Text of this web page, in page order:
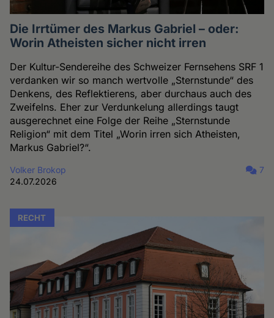
Die Irrtümer des Markus Gabriel – oder:
Worin Atheisten sicher nicht irren
Der Kultur-Sendereihe des Schweizer Fernsehens SRF 1
verdanken wir so manch wertvolle „Sternstunde“ des
Denkens, des Reflektierens, aber durchaus auch des
Zweifelns. Eher zur Verdunkelung allerdings taugt
ausgerechnet eine Folge der Reihe „Sternstunde
Religion“ mit dem Titel „Worin irren sich Atheisten,
Markus Gabriel?“.
Volker Brokop
24.07.2026
7
RECHT